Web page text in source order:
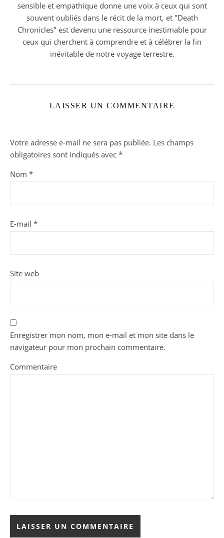
sensible et empathique donne une voix à ceux qui sont
souvent oubliés dans le récit de la mort, et "Death
Chronicles" est devenu une ressource inestimable pour
ceux qui cherchent à comprendre et à célébrer la fin
inévitable de notre voyage terrestre.
LAISSER UN COMMENTAIRE
Votre adresse e-mail ne sera pas publiée. Les champs
obligatoires sont indiqués avec *
Nom *
E-mail *
Site web
Enregistrer mon nom, mon e-mail et mon site dans le
navigateur pour mon prochain commentaire.
Commentaire